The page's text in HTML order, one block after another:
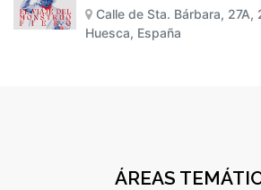
Calle de Sta. Bárbara, 27A,
Huesca, España
ÁREAS